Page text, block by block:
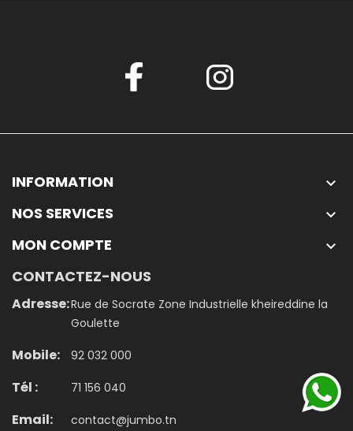
INFORMATION 
NOS SERVICES 
MON COMPTE 
CONTACTEZ-NOUS
Adresse:Rue de Socrate Zone Industrielle kheireddine la
Goulette
Mobile: 92 032 000
Tél : 71 156 040
Email: contact@jumbo.tn